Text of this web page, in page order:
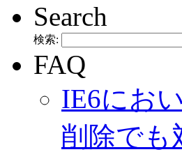
Search
検索:
FAQ
IE6にお
削除でも